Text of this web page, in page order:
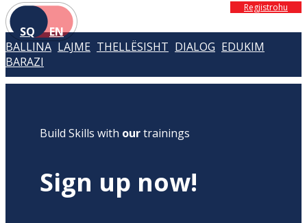
SQ EN
Regjistrohu
BALLINA LAJME THELLËSISHT DIALOG EDUKIM
BARAZI
Build Skills with ourtrainings
Sign up now!